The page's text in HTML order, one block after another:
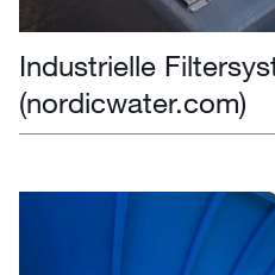
Industrielle
(nordicwater.com)